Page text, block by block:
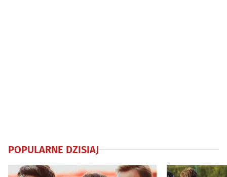
POPULARNE DZISIAJ